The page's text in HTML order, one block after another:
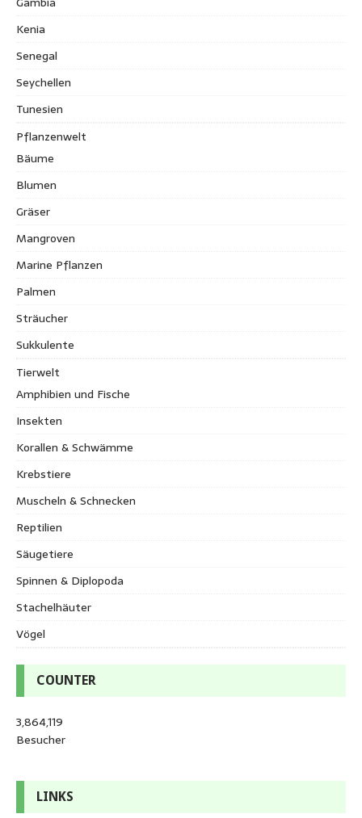
Kenia
Senegal
Seychellen
Tunesien
Pflanzenwelt
Bäume
Blumen
Gräser
Mangroven
Marine Pflanzen
Palmen
Sträucher
Sukkulente
Tierwelt
Amphibien und Fische
Insekten
Korallen & Schwämme
Krebstiere
Muscheln & Schnecken
Reptilien
Säugetiere
Spinnen & Diplopoda
Stachelhäuter
Vögel
COUNTER
3,864,119
Besucher
LINKS